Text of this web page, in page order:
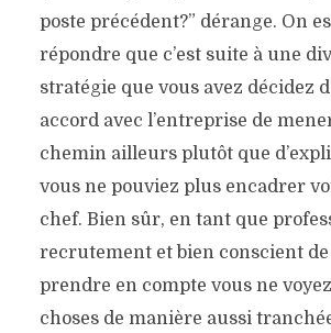
poste précédent?” dérange. On
répondre que c’est suite à une
stratégie que vous avez décidez
accord avec l’entreprise de
chemin ailleurs plutôt que
vous ne pouviez plus encadrer
chef. Bien sûr, en tant que
recrutement et bien conscient de
prendre en compte vous ne
choses de manière aussi